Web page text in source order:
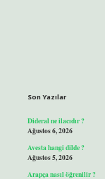
Son Yazılar
Dideral ne ilacıdır ?
Ağustos 6, 2026
Avesta hangi dilde ?
Ağustos 5, 2026
Arapça nasıl öğrenilir ?